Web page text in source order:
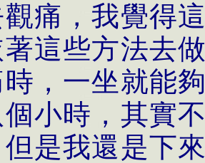
痛，我覺得
這些方法去
，一坐就能
小時，其實
是我還是下